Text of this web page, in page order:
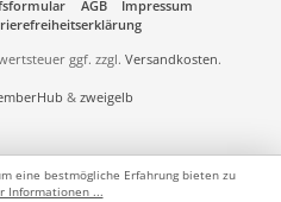
AGB
Impressum
ggf. zzgl. Versandkosten.
& zweigelb
eine bestmögliche Erfahrung bieten zu
Informationen ...